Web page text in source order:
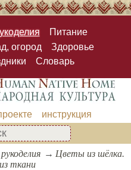
Питание
огород
Здоровье
Словарь
инструкция
Цветы из шёлка.
ткани